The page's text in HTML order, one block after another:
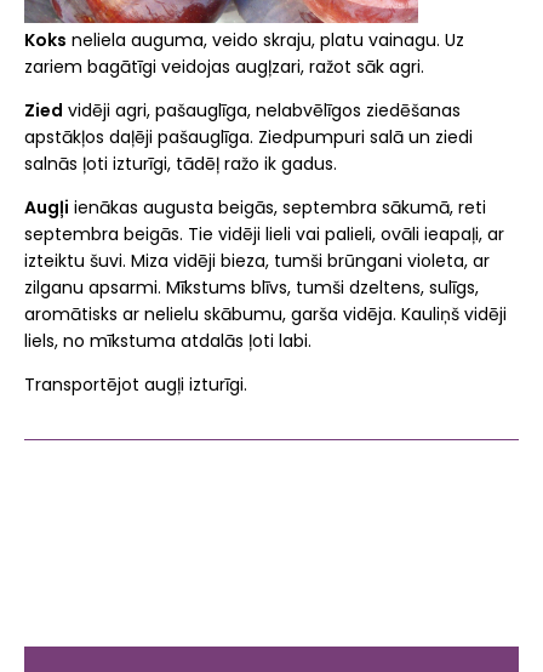
Koks neliela auguma, veido skraju, platu vainagu. Uz
zariem bagātīgi veidojas augļzari, ražot sāk agri.
Zied vidēji agri, pašauglīga, nelabvēlīgos ziedēšanas
apstākļos daļēji pašauglīga. Ziedpumpuri salā un ziedi
salnās ļoti izturīgi, tādēļ ražo ik gadus.
Augļi ienākas augusta beigās, septembra sākumā, reti
septembra beigās. Tie vidēji lieli vai palieli, ovāli ieapaļi, ar
izteiktu šuvi. Miza vidēji bieza, tumši brūngani violeta, ar
zilganu apsarmi. Mīkstums blīvs, tumši dzeltens, sulīgs,
aromātisks ar nelielu skābumu, garša vidēja. Kauliņš vidēji
liels, no mīkstuma atdalās ļoti labi.
Transportējot augļi izturīgi.